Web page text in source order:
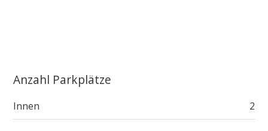
Anzahl Parkplätze
Innen 2